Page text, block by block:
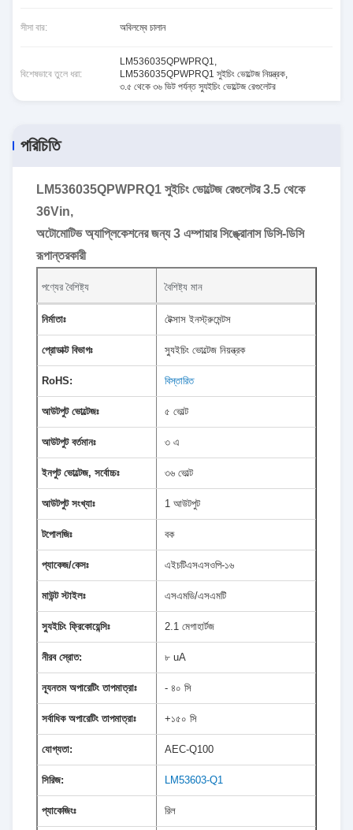
সীসা বার: অবিলম্বে চালান
বিশেষভাবে তুলে ধরা:
LM536035QPWPRQ1,
LM536035QPWPRQ1 সুইচিং ভোল্টেজ নিয়ন্ত্রক,
৩.৫ থেকে ৩৬ ভিট পর্যন্ত স্যুইচিং ভোল্টেজ রেগুলেটর
পরিচিতি
LM536035QPWPRQ1 সুইচিং ভোল্টেজ রেগুলেটর 3.5 থেকে
36Vin,
অটোমোটিভ অ্যাপ্লিকেশনের জন্য 3 এম্পায়ার সিঙ্ক্রোনাস ডিসি-ডিসি
রূপান্তরকারী
পণ্যের বৈশিষ্ট্য বৈশিষ্ট্য মান
নির্মাতাঃ টেক্সাস ইনস্ট্রুমেন্টস
প্রোডাক্ট বিভাগঃ স্যুইচিং ভোল্টেজ নিয়ন্ত্রক
RoHS: বিস্তারিত
আউটপুট ভোল্টেজঃ ৫ ভোল্ট
আউটপুট বর্তমানঃ ৩ এ
ইনপুট ভোল্টেজ, সর্বোচ্চঃ ৩৬ ভোল্ট
আউটপুট সংখ্যাঃ 1 আউটপুট
টপোলজিঃ বক
প্যাকেজ/কেসঃ এইচটিএসএসওপি-১৬
মাউন্ট স্টাইলঃ এসএমডি/এসএমটি
স্যুইচিং ফ্রিকোয়েন্সিঃ 2.1 মেগাহার্টজ
নীরব স্রোত: ৮ uA
ন্যূনতম অপারেটিং তাপমাত্রাঃ - ৪০ সি
সর্বাধিক অপারেটিং তাপমাত্রাঃ +১৫০ সি
যোগ্যতা: AEC-Q100
সিরিজ: LM53603-Q1
প্যাকেজিংঃ রিল